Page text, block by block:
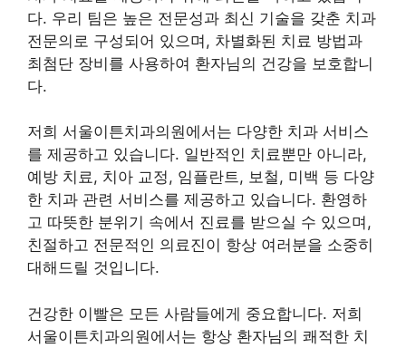
다. 우리 팀은 높은 전문성과 최신 기술을 갖춘 치과
전문의로 구성되어 있으며, 차별화된 치료 방법과
최첨단 장비를 사용하여 환자님의 건강을 보호합니
다.
저희 서울이튼치과의원에서는 다양한 치과 서비스
를 제공하고 있습니다. 일반적인 치료뿐만 아니라,
예방 치료, 치아 교정, 임플란트, 보철, 미백 등 다양
한 치과 관련 서비스를 제공하고 있습니다. 환영하
고 따뜻한 분위기 속에서 진료를 받으실 수 있으며,
친절하고 전문적인 의료진이 항상 여러분을 소중히
대해드릴 것입니다.
건강한 이빨은 모든 사람들에게 중요합니다. 저희
서울이튼치과의원에서는 항상 환자님의 쾌적한 치